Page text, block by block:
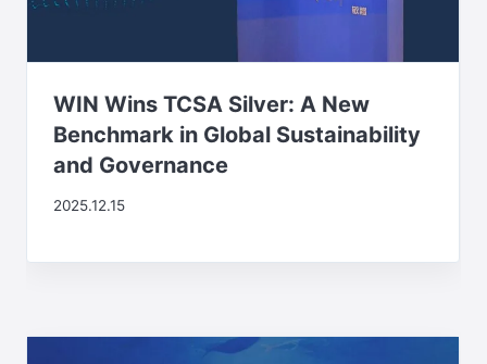
WIN Wins TCSA Silver: A New
Benchmark in Global Sustainability
and Governance
2025.12.15